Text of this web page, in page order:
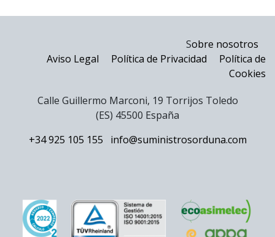
Sobre nosotros
Aviso Legal
Política de Privacidad
Política de
Cookies
Calle Guillermo Marconi, 19 Torrijos Toledo
(ES) 45500 España
+34 925 105 155
info@suministrosorduna.com